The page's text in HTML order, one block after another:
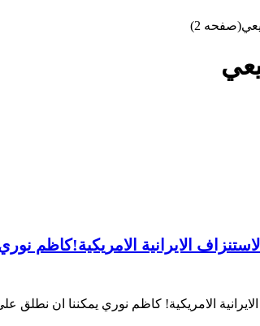
2)
الايرانية الامريكية!كاظم
الامريكية! كاظم نوري يمكننا ان